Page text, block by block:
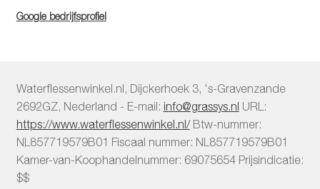
Google bedrijfsprofiel
Waterflessenwinkel.nl, Dijckerhoek 3, 's-Gravenzande
2692GZ, Nederland - E-mail: info@grassys.nl URL:
https://www.waterflessenwinkel.nl/ Btw-nummer:
NL857719579B01 Fiscaal nummer: NL857719579B01
Kamer-van-Koophandelnummer: 69075654 Prijsindicatie:
$$